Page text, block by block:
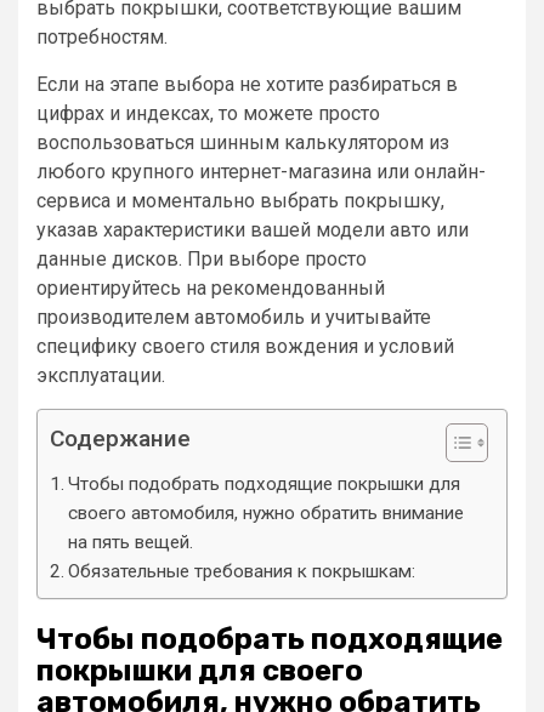
выбрать покрышки, соответствующие вашим
потребностям.
Если на этапе выбора не хотите разбираться в
цифрах и индексах, то можете просто
воспользоваться шинным калькулятором из
любого крупного интернет-магазина или онлайн-
сервиса и моментально выбрать покрышку,
указав характеристики вашей модели авто или
данные дисков. При выборе просто
ориентируйтесь на рекомендованный
производителем автомобиль и учитывайте
специфику своего стиля вождения и условий
эксплуатации.
Содержание
Чтобы подобрать подходящие покрышки для
своего автомобиля, нужно обратить внимание
на пять вещей.
Обязательные требования к покрышкам:
Чтобы подобрать подходящие
покрышки для своего
автомобиля, нужно обратить